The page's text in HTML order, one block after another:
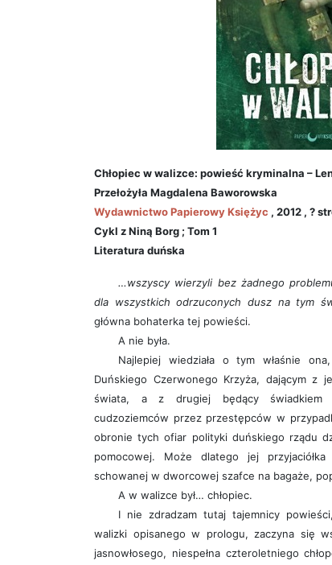
Chłopiec w walizce: powieść kryminalna –
Przełożyła Magdalena Baworowska
Wydawnictwo Papierowy Księżyc , 2012 , ?
Cykl z Niną Borg ; Tom 1
Literatura duńska
…wszyscy wierzyli bez żadnego
dla wszystkich odrzuconych dusz na tym
główna bohaterka tej powieści.
A nie była.
Najlepiej wiedziała o tym właśnie
Duńskiego Czerwonego Krzyża, dającym z
świata, a z drugiej będący świadkiem
cudzoziemców przez przestępców w
obronie tych ofiar polityki duńskiego rządu
pomocowej. Może dlatego jej
schowanej w dworcowej szafce na bagaże,
A w walizce był… chłopiec.
I nie zdradzam tutaj tajemnicy
walizki opisanego w prologu, zaczyna się
jasnowłosego, niespełna czteroletniego